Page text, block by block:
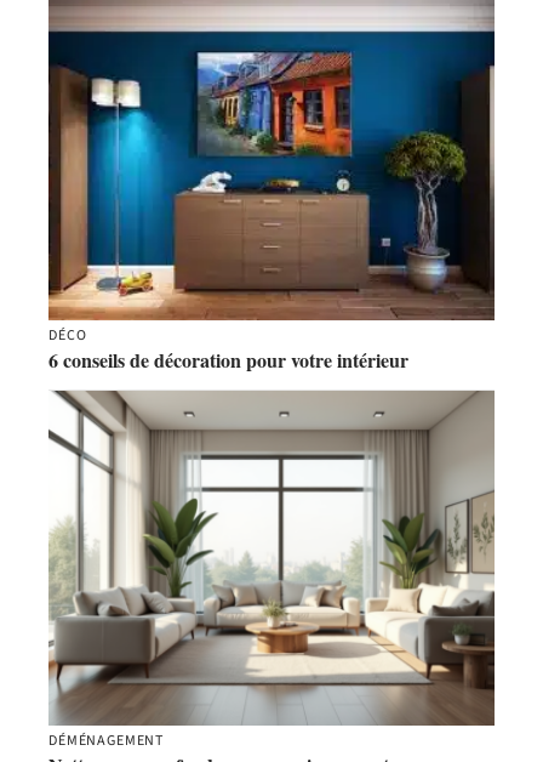
DÉCO
6 conseils de décoration pour votre intérieur
DÉMÉNAGEMENT